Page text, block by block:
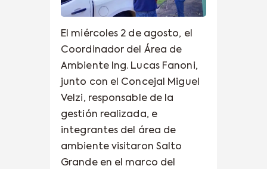
El miércoles 2 de agosto, el
Coordinador del Área de
Ambiente Ing. Lucas Fanoni,
junto con el Concejal Miguel
Velzi, responsable de la
gestión realizada, e
integrantes del área de
ambiente visitaron Salto
Grande en el marco del